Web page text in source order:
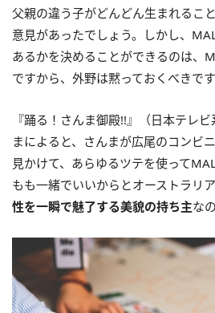
父親の違う子がどんどん生まれるこ
意見があったでしょう。しかし、
あるかを決めることができるのは、
ですから、外野は黙っておくべきです
『踊る！さんま御殿!!』（日本テレ
まによると、さんまが広尾のコンビ
見かけて、あらゆるツテを使って
もも一緒でいいからとオーストラリ
性を一瞬で魅了する美貌の持ち主な